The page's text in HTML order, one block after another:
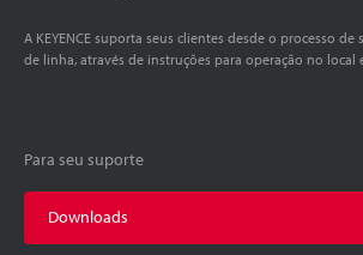
A KEYENCE suporta seus clientes desde o processo de
de linha, através de instruções para operação no local
Para seu suporte
Downloads